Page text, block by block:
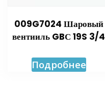
009G7024 Шаровый
вентииль GBС 19S 3/4
Подробнее